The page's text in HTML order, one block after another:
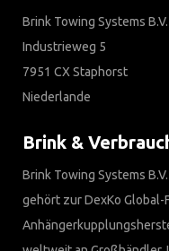
Brink Towing Systems B.V.
Industrieweg 5
7951 CX Staphorst
Niederlande
Brink &
Brink Towing Systems
gehört zur DexKo Global-